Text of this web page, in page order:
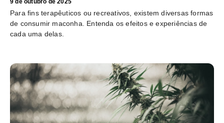
9 de outubro de 2025
Para fins terapêuticos ou recreativos, existem diversas formas
de consumir maconha. Entenda os efeitos e experiências de
cada uma delas.